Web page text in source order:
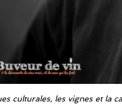
culturales, les vignes et la